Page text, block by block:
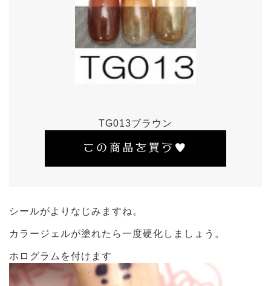
TG013ブラウン
シールがよりなじみますね。
カラージェルが塗れたら一度硬化しましょう。
ホログラムを付けます